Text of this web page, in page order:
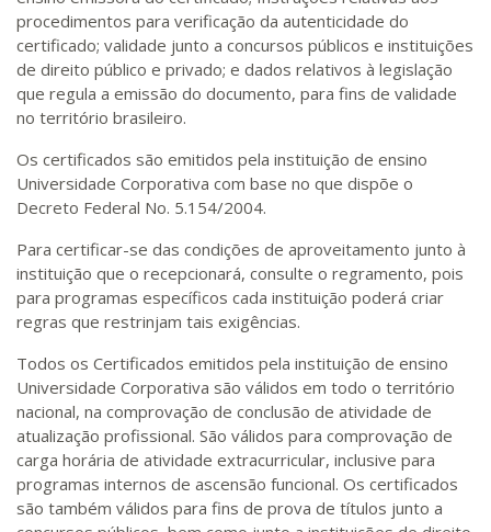
procedimentos para verificação da autenticidade do
certificado; validade junto a concursos públicos e instituições
de direito público e privado; e dados relativos à legislação
que regula a emissão do documento, para fins de validade
no território brasileiro.
Os certificados são emitidos pela instituição de ensino
Universidade Corporativa com base no que dispõe o
Decreto Federal No. 5.154/2004.
Para certificar-se das condições de aproveitamento junto à
instituição que o recepcionará, consulte o regramento, pois
para programas específicos cada instituição poderá criar
regras que restrinjam tais exigências.
Todos os Certificados emitidos pela instituição de ensino
Universidade Corporativa são válidos em todo o território
nacional, na comprovação de conclusão de atividade de
atualização profissional. São válidos para comprovação de
carga horária de atividade extracurricular, inclusive para
programas internos de ascensão funcional. Os certificados
são também válidos para fins de prova de títulos junto a